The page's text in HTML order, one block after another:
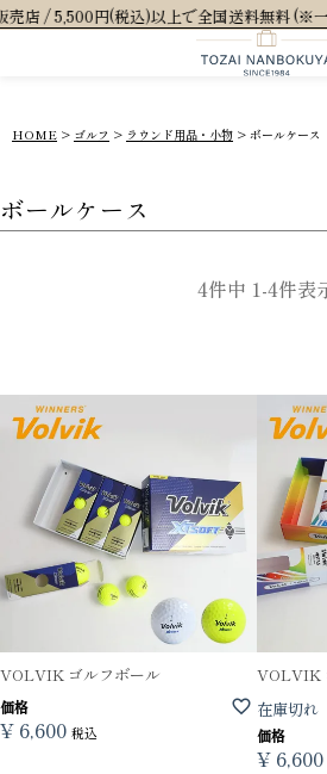
(税込)以上で全国送料無料 (※一部商品を除
HOME ゴルフ ラウンド用品・小物 ボールケース
ボールケース
4件中 1-4件表
VOLVIK ゴルフボール
価格
¥ 6,600 税込
VOLVIK
在庫切れ
価格
¥ 6,600